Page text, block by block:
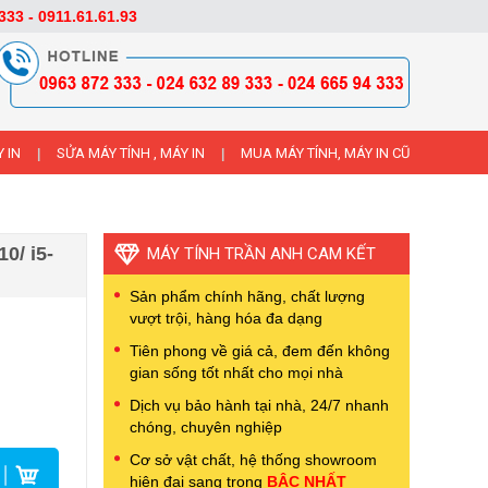
IN SỬA MÁY TÍNH , MÁY IN MUA MÁY TÍNH, MÁY IN CŨ
i5-
MÁY TÍNH TRẦN ANH CAM KẾT
Sản phẩm chính hãng, chất lượng
vượt trội, hàng hóa đa dạng
Tiên phong về giá cả, đem đến không
gian sống tốt nhất cho mọi nhà
Dịch vụ bảo hành tại nhà, 24/7 nhanh
chóng, chuyên nghiệp
Cơ sở vật chất, hệ thống showroom
hiện đại sang trọng BẬC NHẤT
- 0911.61.61.93